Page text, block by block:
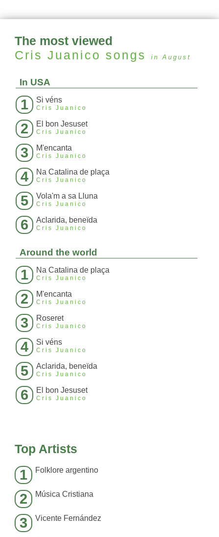
The most viewed
Cris Juanico songs in August
In USA
1 Si véns
Cris Juanico
2 El bon Jesuset
Cris Juanico
3 M'encanta
Cris Juanico
4 Na Catalina de plaça
Cris Juanico
5 Vola'm a sa Lluna
Cris Juanico
6 Aclarida, beneïda
Cris Juanico
Around the world
1 Na Catalina de plaça
Cris Juanico
2 M'encanta
Cris Juanico
3 Roseret
Cris Juanico
4 Si véns
Cris Juanico
5 Aclarida, beneïda
Cris Juanico
6 El bon Jesuset
Cris Juanico
Top Artists
1 Folklore argentino
2 Música Cristiana
3 Vicente Fernández